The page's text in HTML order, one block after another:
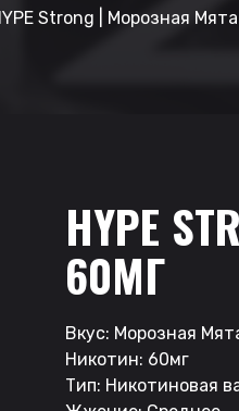
Strong | Морозная
HYPE
60МГ
Вкус: Морозная
Никотин: 60мг
Тип: Никотиновая